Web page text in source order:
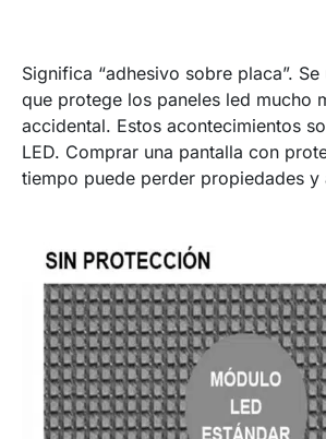
Significa “adhesivo sobre placa”.
que protege los paneles led mucho
accidental. Estos acontecimientos
LED. Comprar una pantalla con
tiempo puede perder propiedades